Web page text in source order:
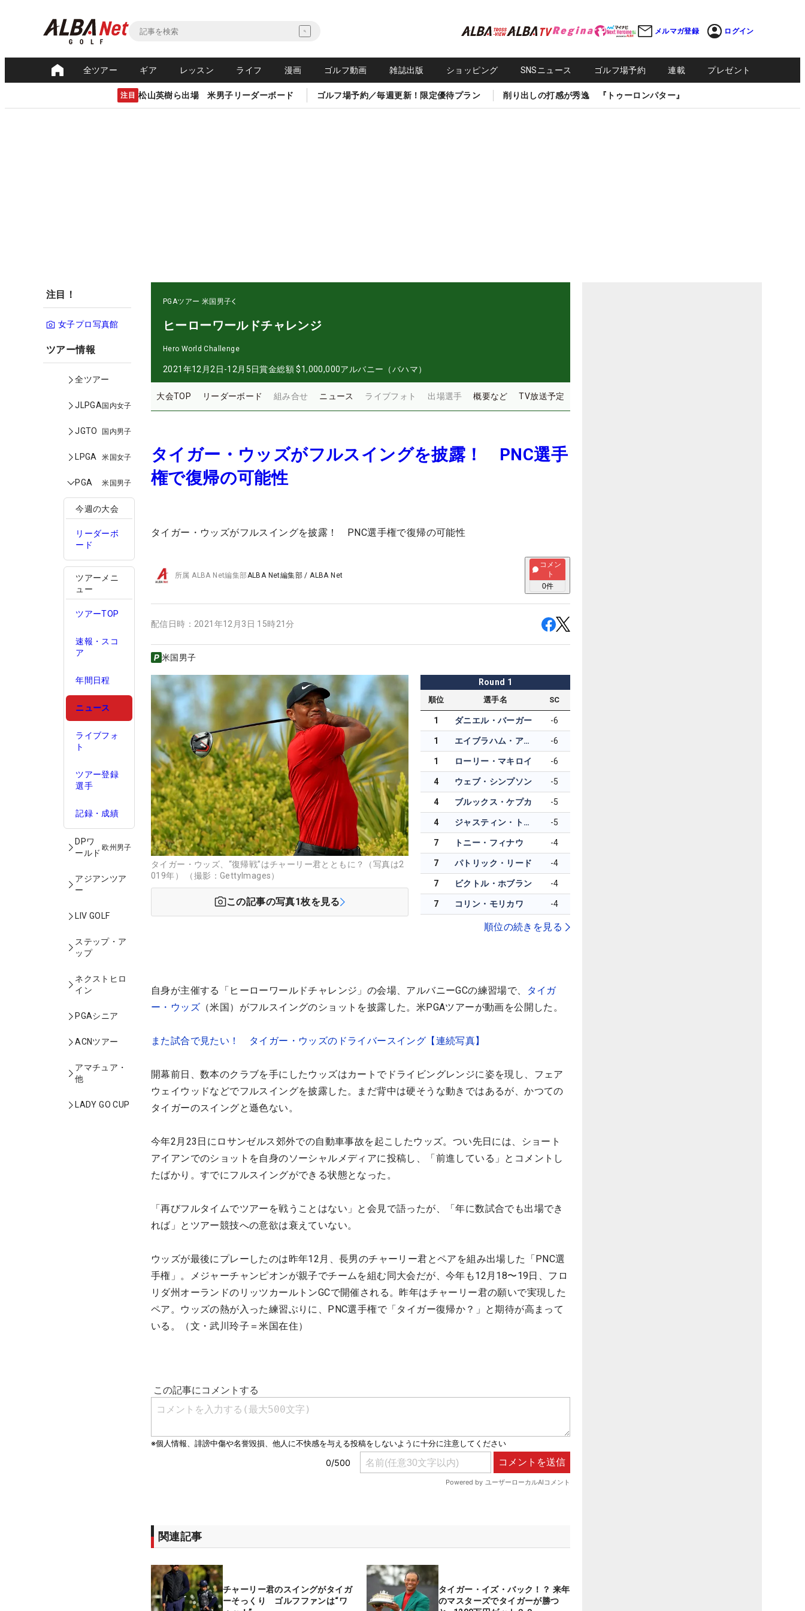
メルマガ登録 ログイン
全ツアー ギア レッスン ライフ 漫画 ゴルフ動画 雑誌出版 ショッピング SNSニュース ゴルフ場予約 連載 プレゼント
注目 松山英樹ら出場 米男子リーダーボード ゴルフ場予約／毎週更新！限定優待プラン 削り出しの打感が秀逸 『トゥーロンパター』
注目！
女子プロ写真館
ツアー情報
全ツアー
JLPGA国内女子
JGTO 国内男子
LPGA 米国女子
PGA 米国男子
今週の大会
リーダーボ
ード
ツアーメニ
ュー
ツアーTOP
速報・スコ
ア
年間日程
ニュース
ライブフォ
ト
ツアー登録
選手
記録・成績
DPワ
ールド
欧州男子
アジアンツア
ー
LIV GOLF
ステップ・ア
ップ
ネクストヒロ
イン
PGAシニア
ACNツアー
アマチュア・
他
LADY GO CUP
PGAツアー 米国男子
ヒーローワールドチャレンジ
Hero World Challenge
2021年12月2日-12月5日賞金総額 $1,000,000アルバニー（バハマ）
大会TOP リーダーボード 組み合せ ニュース ライブフォト 出場選手 概要など TV放送予定
タイガー・ウッズがフルスイングを披露！ PNC選手
権で復帰の可能性
タイガー・ウッズがフルスイングを披露！ PNC選手権で復帰の可能性
所属ALBA Net編集部ALBA Net編集部 /ALBA Net
コメン
ト
0件
配信日時： 2021年12月3日 15時21分
米国男子
タイガー・ウッズ、“復帰戦”はチャーリー君とともに？（写真は2
019年） （撮影：GettyImages）
この記事の写真1枚を見る
Round 1
順位 選手名 SC
1 ダニエル・バーガー -6
1 エイブラハム・アンサー -6
1 ローリー・マキロイ -6
4 ウェブ・シンプソン -5
4 ブルックス・ケプカ -5
4 ジャスティン・トーマス -5
7 トニー・フィナウ -4
7 パトリック・リード -4
7 ビクトル・ホブラン -4
7 コリン・モリカワ -4
順位の続きを見る
自身が主催する「ヒーローワールドチャレンジ」の会場、アルバニーGCの練習場で、
タイガ
ー・ウッズ （米国）がフルスイングのショットを披露した。米PGAツアーが動画を公開した。
また試合で見たい！ タイガー・ウッズのドライバースイング【連続写真】
開幕前日、数本のクラブを手にしたウッズはカートでドライビングレンジに姿を現し、フェア
ウェイウッドなどでフルスイングを披露した。まだ背中は硬そうな動きではあるが、かつての
タイガーのスイングと遜色ない。
今年2月23日にロサンゼルス郊外での自動車事故を起こしたウッズ。つい先日には、ショート
アイアンでのショットを自身のソーシャルメディアに投稿し、「前進している」とコメントし
たばかり。すでにフルスイングができる状態となった。
「再びフルタイムでツアーを戦うことはない」と会見で語ったが、「年に数試合でも出場でき
れば」とツアー競技への意欲は衰えていない。
ウッズが最後にプレーしたのは昨年12月、長男のチャーリー君とペアを組み出場した「PNC選
手権」。メジャーチャンピオンが親子でチームを組む同大会だが、今年も12月18〜19日、フロ
リダ州オーランドのリッツカールトンGCで開催される。昨年はチャーリー君の願いで実現した
ペア。ウッズの熱が入った練習ぶりに、PNC選手権で「タイガー復帰か？」と期待が高まって
いる。（文・武川玲子＝米国在住）
関連記事
チャーリー君のスイングがタイガ
ーそっくり ゴルフファンは“ワ
タイガー・イズ・バック！？ 来年
のマスターズでタイガーが勝つ